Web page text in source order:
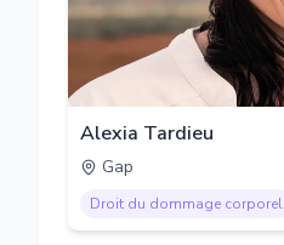
Alexia Tardieu
Gap
Droit du dommage corporel